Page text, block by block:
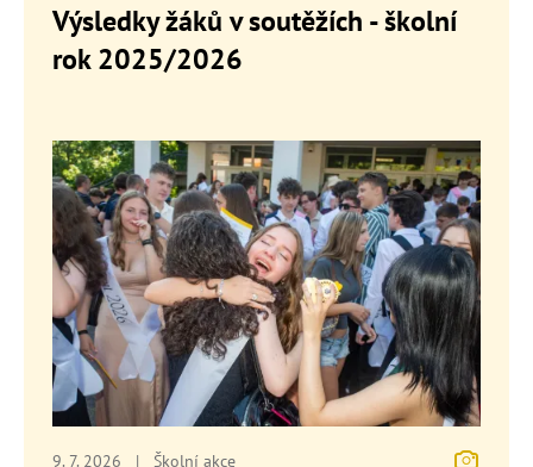
Výsledky žáků v soutěžích - školní
rok 2025/2026
9. 7. 2026 | Školní akce